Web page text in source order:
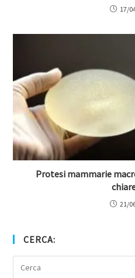
17/
Protesi mammarie
21/
CERCA: